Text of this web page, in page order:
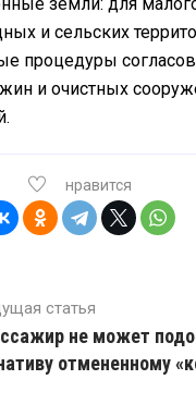
и сельских
процедуры
и очистных
нравится
статья
не может
отмененному